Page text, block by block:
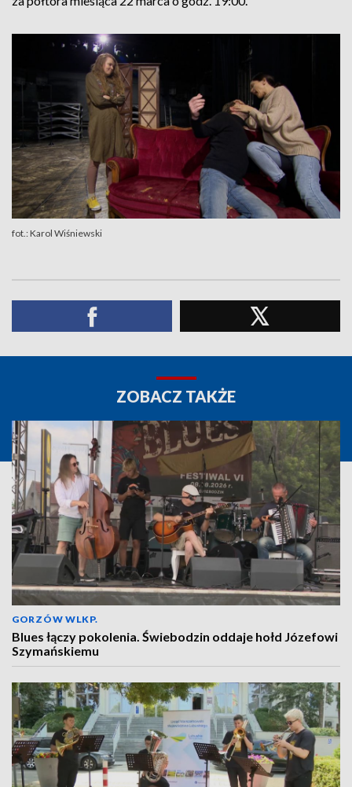
fot.: Karol Wiśniewski
ZOBACZ TAKŻE
GORZÓW WLKP.
Blues łączy pokolenia. Świebodzin oddaje hołd Józefowi
Szymańskiemu